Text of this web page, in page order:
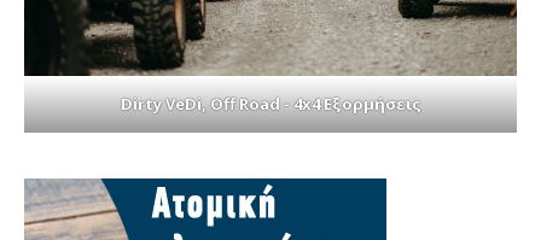
Dirty VeDi, Off Road - 4x4 Εξορμήσεις